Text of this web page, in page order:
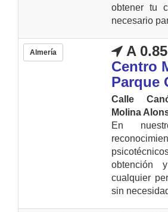
obtener tu
necesario
Almería
A
Centro
Parque
Calle
Molina
En
obtención
cualquier
sin